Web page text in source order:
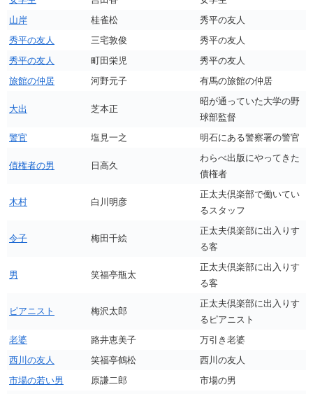
山岸
桂雀松
秀平の友人
秀平の友人
三宅敦俊
秀平の友人
秀平の友人
町田栄児
秀平の友人
旅館の仲居
河野元子 有馬の旅館の仲居
大出 芝本正
昭が通っていた大学の野
球部監督
警官
塩見一之 明石にある警察署の警官
債権者の男 日高久
わらべ出版にやってきた
債権者
木村 白川明彦
正太夫倶楽部で働いてい
るスタッフ
令子 梅田千絵
正太夫倶楽部に出入りす
る客
男 笑福亭瓶太
正太夫倶楽部に出入りす
る客
ピアニスト 梅沢太郎
正太夫倶楽部に出入りす
るピアニスト
老婆
路井恵美子
万引き老婆
西川の友人
笑福亭鶴松
西川の友人
市場の若い男
原謙二郎 市場の男